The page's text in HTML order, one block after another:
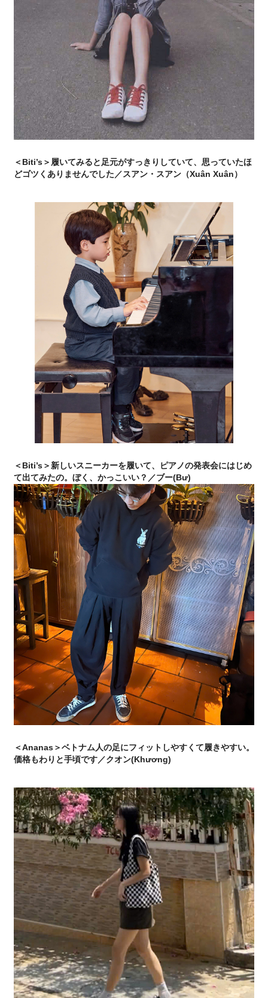
＜Biti’s＞履いてみると足元がすっきりしていて、思っていたほ
どゴツくありませんでした／スアン・スアン（Xuân Xuân）
＜Biti’s＞新しいスニーカーを履いて、ピアノの発表会にはじめ
て出てみたの。ぼく、かっこいい？／ブー(Bư)
＜Ananas＞ベトナム人の足にフィットしやすくて履きやすい。
価格もわりと手頃です／クオン(Khương)